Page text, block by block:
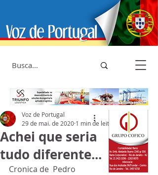
Achei que seria
tudo diferente...
Voz de Portugal
29 de mai. de 2020 1 min de leitura
Cronica de  Pedro